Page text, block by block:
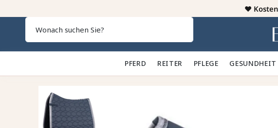
♥️
PFERD 🐎 REITER 👕 PFLEGE 🪮 GESUNDHEIT